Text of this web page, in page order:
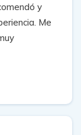
y
Me
con